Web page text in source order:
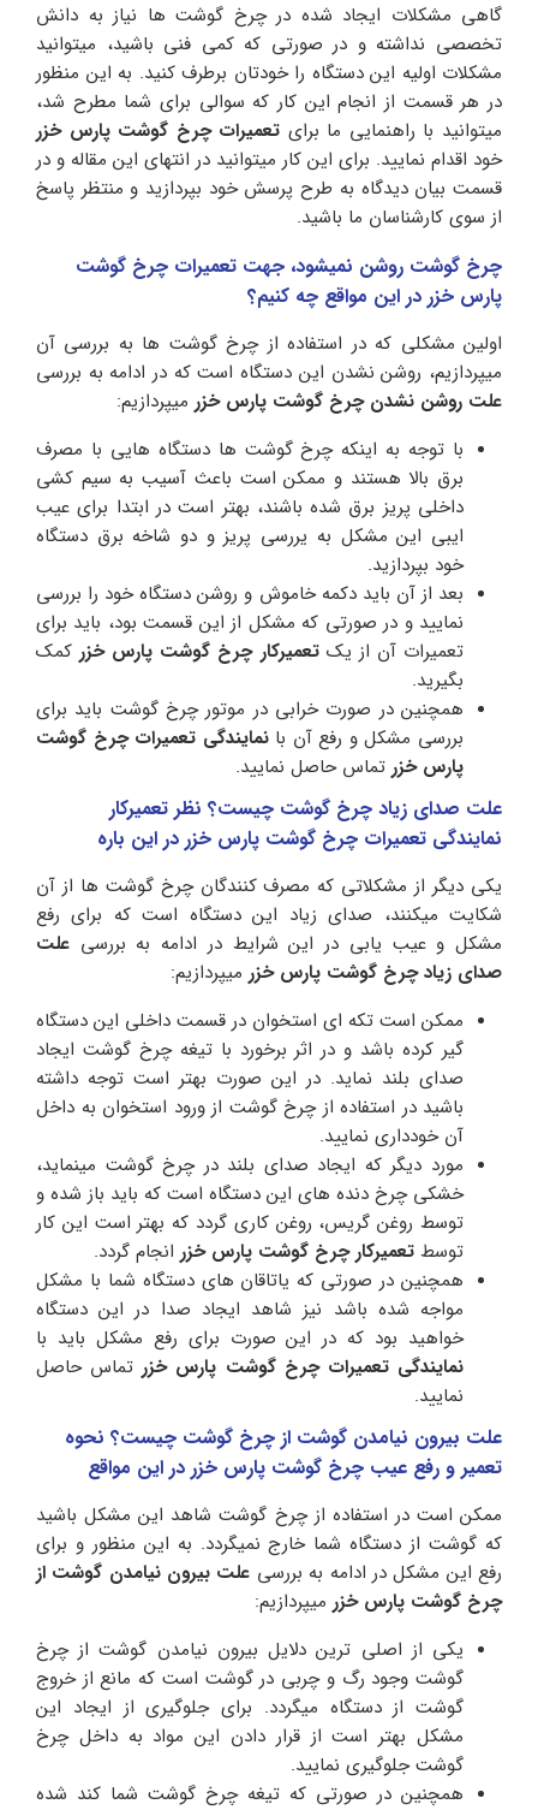
گاهی مشکلات ایجاد شده در چرخ گوشت ها نیاز به دانش
تخصصی نداشته و در صورتی که کمی فنی باشید، میتوانید
مشکلات اولیه این دستگاه را خودتان برطرف کنید. به این منظور
در هر قسمت از انجام این کار که سوالی برای شما مطرح شد،
میتوانید با راهنمایی ما برای تعمیرات چرخ گوشت پارس خزر
خود اقدام نمایید. برای این کار میتوانید در انتهای این مقاله و در
قسمت بیان دیدگاه به طرح پرسش خود بپردازید و منتظر پاسخ
از سوی کارشناسان ما باشید.
چرخ گوشت روشن نمیشود، جهت تعمیرات چرخ گوشت
پارس خزر در این مواقع چه کنیم؟
اولین مشکلی که در استفاده از چرخ گوشت ها به بررسی آن
میپردازیم، روشن نشدن این دستگاه است که در ادامه به بررسی
علت روشن نشدن چرخ گوشت پارس خزر میپردازیم:
با توجه به اینکه چرخ گوشت ها دستگاه هایی با مصرف
برق بالا هستند و ممکن است باعث آسیب به سیم کشی
داخلی پریز برق شده باشند، بهتر است در ابتدا برای عیب
ایبی این مشکل به یررسی پریز و دو شاخه برق دستگاه
خود بپردازید.
بعد از آن باید دکمه خاموش و روشن دستگاه خود را بررسی
نمایید و در صورتی که مشکل از این قسمت بود، باید برای
تعمیرات آن از یکتعمیرکار چرخ گوشت پارس خزرکمک
بگیرید.
همچنین در صورت خرابی در موتور چرخ گوشت باید برای
بررسی مشکل و رفع آن بانمایندگی تعمیرات چرخ گوشت
پارس خزر تماس حاصل نمایید.
علت صدای زیاد چرخ گوشت چیست؟ نظر تعمیرکار
نمایندگی تعمیرات چرخ گوشت پارس خزر در این باره
یکی دیگر از مشکلاتی که مصرف کنندگان چرخ گوشت ها از آن
شکایت میکنند، صدای زیاد این دستگاه است که برای رفع
مشکل و عیب یابی در این شرایط در ادامه به بررسی علت
صدای زیاد چرخ گوشت پارس خزر میپردازیم:
ممکن است تکه ای استخوان در قسمت داخلی این دستگاه
گیر کرده باشد و در اثر برخورد با تیغه چرخ گوشت ایجاد
صدای بلند نماید. در این صورت بهتر است توجه داشته
باشید در استفاده از چرخ گوشت از ورود استخوان به داخل
آن خودداری نمایید.
مورد دیگر که ایجاد صدای بلند در چرخ گوشت مینماید،
خشکی چرخ دنده های این دستگاه است که باید باز شده و
توسط روغن گریس، روغن کاری گردد که بهتر است این کار
توسط تعمیرکار چرخ گوشت پارس خزر انجام گردد.
همچنین در صورتی که یاتاقان های دستگاه شما با مشکل
مواجه شده باشد نیز شاهد ایجاد صدا در این دستگاه
خواهید بود که در این صورت برای رفع مشکل باید با
نمایندگی تعمیرات چرخ گوشت پارس خزرتماس حاصل
نمایید.
علت بیرون نیامدن گوشت از چرخ گوشت چیست؟ نحوه
تعمیر و رفع عیب چرخ گوشت پارس خزر در این مواقع
ممکن است در استفاده از چرخ گوشت شاهد این مشکل باشید
که گوشت از دستگاه شما خارج نمیگردد. به این منظور و برای
رفع این مشکل در ادامه به بررسی علت بیرون نیامدن گوشت از
چرخ گوشت پارس خزر میپردازیم:
یکی از اصلی ترین دلایل بیرون نیامدن گوشت از چرخ
گوشت وجود رگ و چربی در گوشت است که مانع از خروج
گوشت از دستگاه میگردد. برای جلوگیری از ایجاد این
مشکل بهتر است از قرار دادن این مواد به داخل چرخ
گوشت جلوگیری نمایید.
همچنین در صورتی که تیغه چرخ گوشت شما کند شده